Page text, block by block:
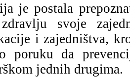
je postala
svoje
i zajedništva,
poruku da
jednih drugima.